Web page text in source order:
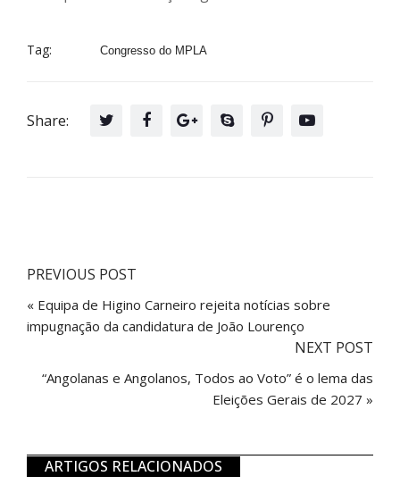
Tag: Congresso do MPLA
Share:
PREVIOUS POST
« Equipa de Higino Carneiro rejeita notícias sobre
impugnação da candidatura de João Lourenço
NEXT POST
“Angolanas e Angolanos, Todos ao Voto” é o lema das
Eleições Gerais de 2027 »
ARTIGOS RELACIONADOS